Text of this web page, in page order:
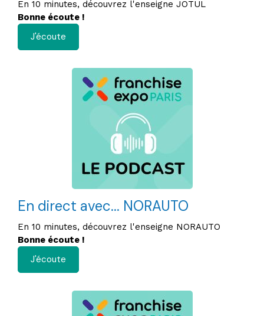
En 10 minutes, découvrez l'enseigne JOTUL
Bonne écoute !
J'écoute
En direct avec... NORAUTO
En 10 minutes, découvrez l'enseigne NORAUTO
Bonne écoute !
J'écoute